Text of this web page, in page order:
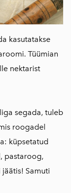
kasutatakse
Tüümian
nektarist
segada, tuleb
roogadel
küpsetatud
pastaroog,
Samuti